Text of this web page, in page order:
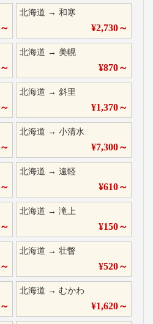
～
北海道 →和寒
¥2,730～
～
北海道 → 美幌
¥870～
～
北海道 →斜里
¥1,370～
～
北海道 →小清水
¥7,300～
～
北海道 →遠軽
¥610～
～
北海道 →滝上
¥150～
～
北海道 →壮瞥
¥520～
～
北海道 →むかわ
¥1,620～